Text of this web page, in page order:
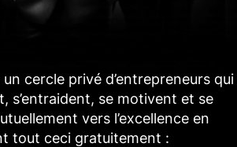
cercle privé d’entrepreneurs qui
s’entraident, se motivent et se
vers l’excellence en
tout ceci gratuitement :